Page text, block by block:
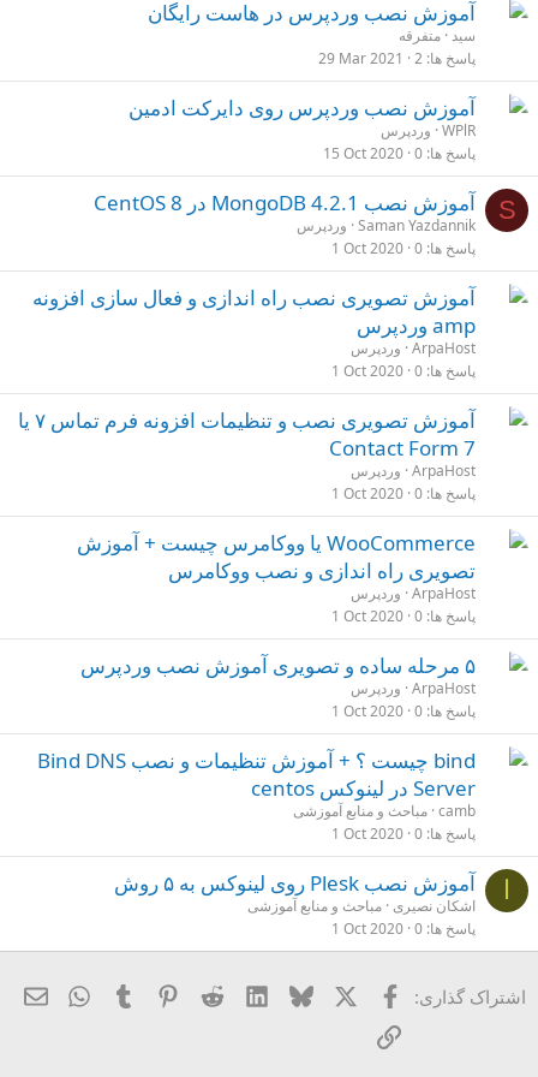
آموزش نصب وردپرس در هاست رایگان
سید متفرقه
پاسخ ها 2
29 Mar 2021
آموزش نصب وردپرس روی دایرکت ادمین
WPlR وردپرس
پاسخ ها 0
15 Oct 2020
S آموزش نصب MongoDB 4.2.1 در CentOS 8
Saman Yazdannik وردپرس
پاسخ ها 0
1 Oct 2020
آموزش تصویری نصب راه اندازی و فعال سازی افزونه
amp وردپرس
ArpaHost وردپرس
پاسخ ها 0
1 Oct 2020
آموزش تصویری نصب و تنظیمات افزونه فرم تماس ۷ یا
Contact Form 7
ArpaHost وردپرس
پاسخ ها 0
1 Oct 2020
WooCommerce یا ووکامرس چیست + آموزش
تصویری راه اندازی و نصب ووکامرس
ArpaHost وردپرس
پاسخ ها 0
1 Oct 2020
۵ مرحله ساده و تصویری آموزش نصب وردپرس
ArpaHost وردپرس
پاسخ ها 0
1 Oct 2020
bind چیست ؟ + آموزش تنظیمات و نصب Bind DNS
Server در لینوکس centos
camb مباحث و منابع آموزشی
پاسخ ها 0
1 Oct 2020
ا آموزش نصب Plesk روی لینوکس به ۵ روش
اشکان نصیری مباحث و منابع آموزشی
پاسخ ها 0
1 Oct 2020
اشتراک گذاری: فیسبوک Bluesky
LinkedIn
Reddit
Pinterest
Tumblr
لینک